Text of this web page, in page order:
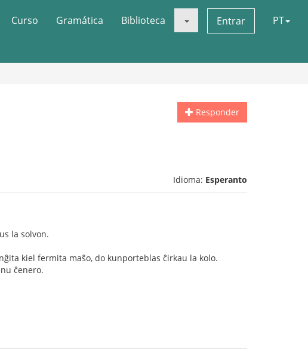
Curso Gramática Biblioteca Entrar PT
Responder
Idioma: Esperanto
la solvon.
kiel fermita maŝo, do kunporteblas ĉirkau la kolo.
ĉenero.